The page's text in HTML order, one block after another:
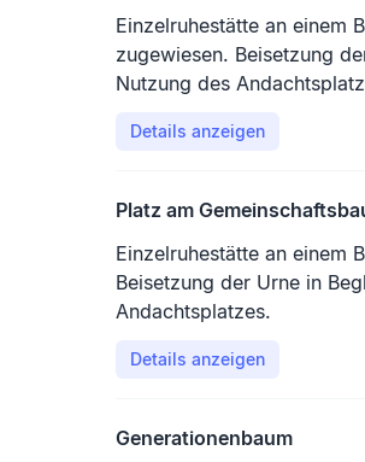
Einzelruhestätte an einem
zugewiesen. Beisetzung der Urne in Begleitung von Angehörigen.
Nutzung des
Details anzeigen
Platz am
Einzelruhestätte an einem
Beisetzung der Urne in
Andachtsplatzes.
Details anzeigen
Generationenbaum